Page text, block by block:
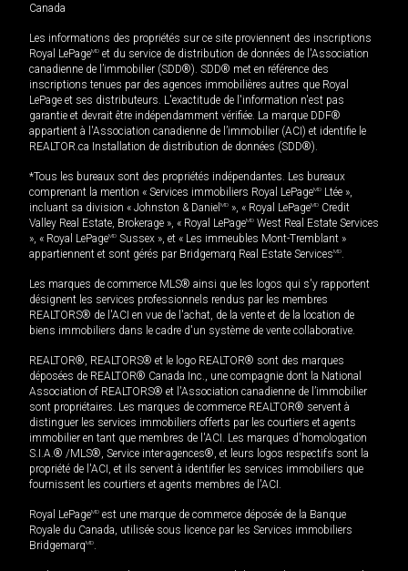
Canada
Les informations des propriétés sur ce site proviennent des inscriptions
Royal LePageMD et du service de distribution de données de l'Association
canadienne de l’immobilier (SDD®). SDD® met en référence des
inscriptions tenues par des agences immobilières autres que Royal
LePage et ses distributeurs. L'exactitude de l'information n'est pas
garantie et devrait être indépendamment vérifiée. La marque DDF®
appartient à l'Association canadienne de l’immobilier (ACI) et identifie le
REALTOR.ca Installation de distribution de données (SDD®).
*Tous les bureaux sont des propriétés indépendantes. Les bureaux
comprenant la mention « Services immobiliers Royal LePageMD Ltée »,
incluant sa division « Johnston & Daniel MD », « Royal LePageMD Credit
Valley Real Estate, Brokerage », « Royal LePageMD West Real Estate Services
», « Royal LePageMD Sussex », et « Les immeubles Mont-Tremblant »
appartiennent et sont gérés par Bridgemarq Real Estate ServicesMD
Les marques de commerce MLS® ainsi que les logos qui s'y rapportent
désignent les services professionnels rendus par les membres
REALTORS® de l'ACI en vue de l'achat, de la vente et de la location de
biens immobiliers dans le cadre d'un système de vente collaborative.
REALTOR®, REALTORS® et le logo REALTOR® sont des marques
déposées de REALTOR® Canada Inc., une compagnie dont la National
Association of REALTORS® et l'Association canadienne de l’immobilier
sont propriétaires. Les marques de commerce REALTOR® servent à
distinguer les services immobiliers offerts par les courtiers et agents
immobilier en tant que membres de l'ACI. Les marques d'homologation
S.I.A.® /MLS®, Service inter-agences®, et leurs logos respectifs sont la
propriété de l'ACI, et ils servent à identifier les services immobiliers que
fournissent les courtiers et agents membres de l'ACI.
Royal LePageMD est une marque de commerce déposée de la Banque
Royale du Canada, utilisée sous licence par les Services immobiliers
BridgemarqMD